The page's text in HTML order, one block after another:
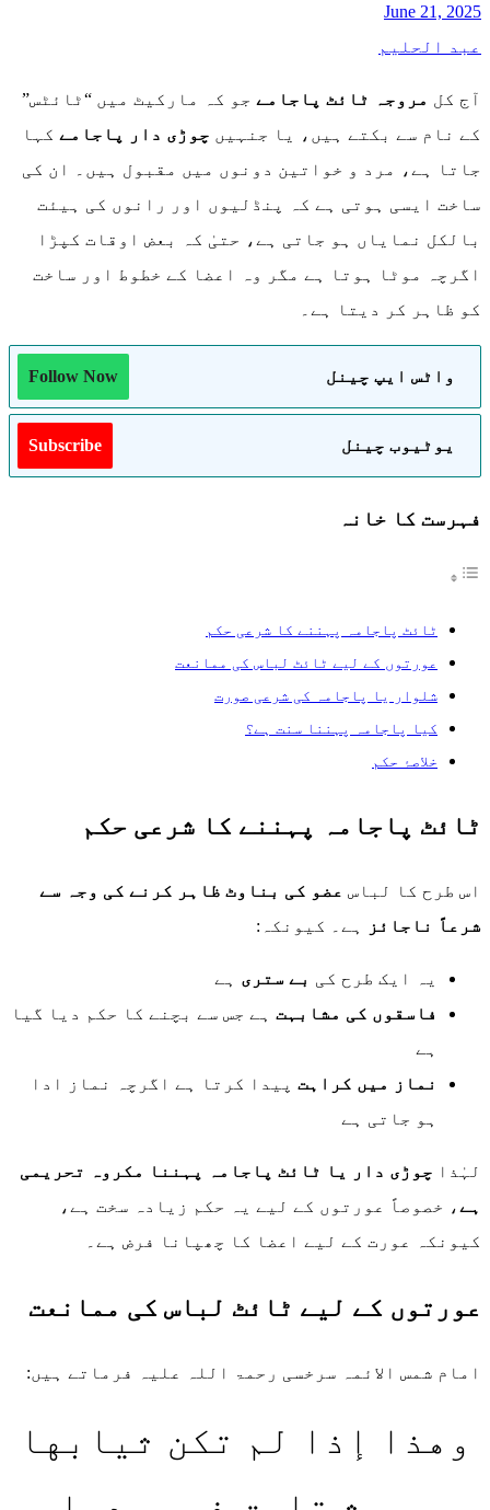
June 21, 2025
عبد الحلیم
آج کل مروجہ ٹائٹ پاجامے جو کہ مارکیٹ میں “ٹائٹس”
کے نام سے بکتے ہیں، یا جنہیں چوڑی دار پاجامے کہا
جاتا ہے، مرد و خواتین دونوں میں مقبول ہیں۔ ان کی
ساخت ایسی ہوتی ہے کہ پنڈلیوں اور رانوں کی ہیئت
بالکل نمایاں ہو جاتی ہے، حتیٰ کہ بعض اوقات کپڑا
اگرچہ موٹا ہوتا ہے مگر وہ اعضا کے خطوط اور ساخت
کو ظاہر کر دیتا ہے۔
واٹس ایپ چینل Follow Now
یوٹیوب چینل Subscribe
فہرست کا خانہ
ٹائٹ پاجامہ پہننے کا شرعی حکم
عورتوں کے لیے ٹائٹ لباس کی ممانعت
شلوار یا پاجامہ کی شرعی صورت
کیا پاجامہ پہننا سنت ہے؟
خلاصۂ حکم
ٹائٹ پاجامہ پہننے کا شرعی حکم
اس طرح کا لباس عضو کی بناوٹ ظاہر کرنے کی وجہ سے
شرعاً ناجائز
ہے۔ کیونکہ:
یہ ایک طرح کی بے ستری ہے
فاسقوں کی مشابہت ہے جس سے بچنے کا حکم دیا گیا
ہے
نماز میں کراہت پیدا کرتا ہے اگرچہ نماز ادا
ہو جاتی ہے
لہٰذا چوڑی دار یا ٹائٹ پاجامہ پہننا مکروہ تحریمی
ہے ، خصوصاً عورتوں کے لیے یہ حکم زیادہ سخت ہے،
کیونکہ عورت کے لیے اعضا کا چھپانا فرض ہے۔
عورتوں کے لیے ٹائٹ لباس کی ممانعت
امام شمس الائمہ سرخسی رحمۃ اللہ علیہ فرماتے ہیں:
وهذا إذا لم تكن ثيابها